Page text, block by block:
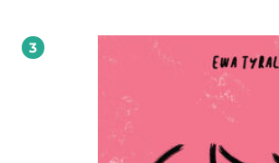
umiejętność rozmawiania o nich, by finalnie
wszystkim. Celem książki jest wsparcie szeroko
kompetencji budowania relacji, gdyż edukacja - to relacja. To, jak
konflikty w klasie i jak rozmawia się z dziećmi o
mówienie o faktach, uczuciach i potrzebach
realnie zmieniać szkołę. Jednak gdy takie zajęcia
trenerów, są mniej efektywne niż programy stale
nauczycieli pracujących z dziećmi i młodzieżą na
podzielić się z nauczycielami efektami ich pracy,
Porozumienia bez Przemocy, aby mogli sami
3